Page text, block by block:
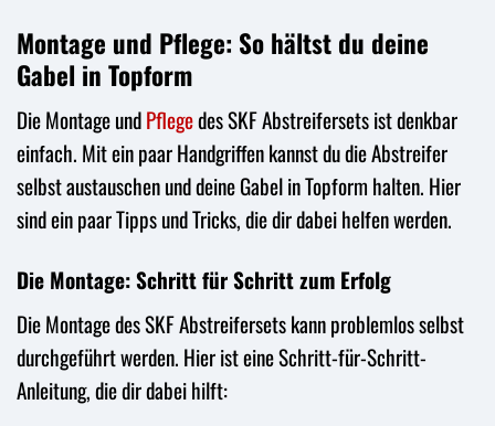
Montage und Pflege: So hältst du deine
Gabel in Topform
Die Montage undPflegedes SKF Abstreifersets ist denkbar
einfach. Mit ein paar Handgriffen kannst du die Abstreifer
selbst austauschen und deine Gabel in Topform halten. Hier
sind ein paar Tipps und Tricks, die dir dabei helfen werden.
Die Montage: Schritt für Schritt zum Erfolg
Die Montage des SKF Abstreifersets kann problemlos selbst
durchgeführt werden. Hier ist eine Schritt-für-Schritt-
Anleitung, die dir dabei hilft: